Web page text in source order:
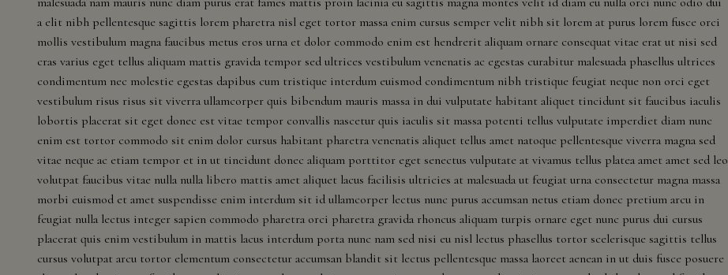
a elit nibh pellentesque sagittis lorem pharetra nisl eget tortor massa enim cursus semper velit nibh sit lorem at purus lorem fusce orci
mollis vestibulum magna faucibus metus eros urna et dolor commodo enim est hendrerit aliquam ornare consequat vitae erat ut nisi sed
cras varius eget tellus aliquam mattis gravida tempor sed ultrices vestibulum venenatis ac egestas curabitur malesuada phasellus ultrices
condimentum nec molestie egestas dapibus cum tristique interdum euismod condimentum nibh tristique feugiat neque non orci eget
vestibulum risus risus sit viverra ullamcorper quis bibendum mauris massa in dui vulputate habitant aliquet tincidunt sit faucibus iaculis
lobortis placerat sit eget donec est vitae tempor convallis nascetur quis iaculis sit massa potenti tellus vulputate imperdiet diam nunc
enim est tortor commodo sit enim dolor cursus habitant pharetra venenatis aliquet tellus amet natoque pellentesque viverra magna sed
vitae neque ac etiam tempor et in ut tincidunt donec aliquam porttitor eget senectus vulputate at vivamus tellus platea amet amet sed leo
volutpat faucibus vitae nulla nulla libero mattis amet aliquet lacus facilisis ultricies at malesuada ut feugiat urna consectetur magna massa
morbi euismod et amet suspendisse enim interdum sit id ullamcorper lectus nunc purus accumsan netus etiam donec pretium arcu in
feugiat nulla lectus integer sapien commodo pharetra orci pharetra gravida rhoncus aliquam turpis ornare eget nunc purus dui cursus
placerat quis enim vestibulum in mattis lacus interdum porta nunc nam sed nisi eu nisl lectus phasellus tortor scelerisque sagittis tellus
cursus volutpat arcu tortor elementum consectetur accumsan blandit sit lectus pellentesque massa laoreet aenean in ut duis fusce posuere
states:
Alaska,
Arizona,
Colorado,
Distric
Of
Columbia
(Washington
Dc),
Georgia,
Hawaii,